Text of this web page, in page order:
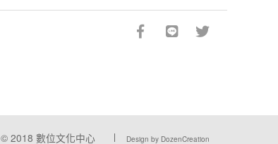
© 2018 數位文化中心 Design by DozenCreation